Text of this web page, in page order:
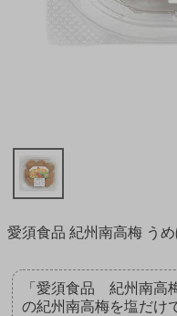
愛須食品 紀州南高梅 う
「愛須食品 紀州南
の紀州南高梅を塩だけ